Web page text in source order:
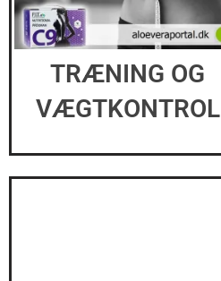
TRÆNING OG
VÆGTKONTROL